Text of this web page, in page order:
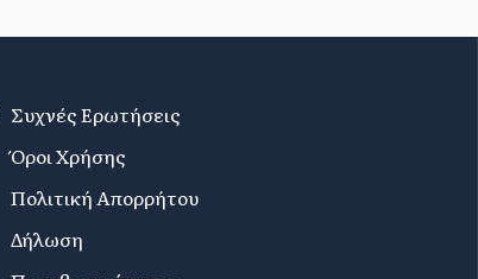
Συχνές Ερωτήσεις
Όροι Χρήσης
Πολιτική Απορρήτου
Δήλωση